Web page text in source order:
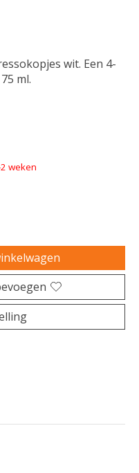
wit. Een 4-
ml.
is
weken